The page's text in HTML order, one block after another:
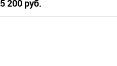
5 200 руб.